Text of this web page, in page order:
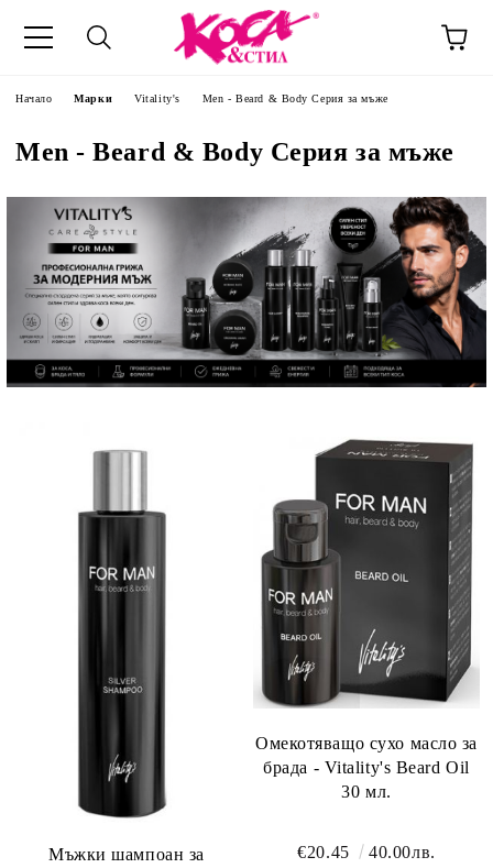
Начало Марки Vitality's Men - Beard & Body Серия за мъже
Men - Beard & Body Серия за мъже
Мъжки шампоан за
Омекотяващо сухо масло за
брада - Vitality's Beard Oil
30 мл.
€20.45 40.00лв.